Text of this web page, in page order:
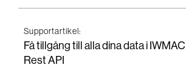
Supportartikel:
Få tillgång till alla dina data i IWMAC
Rest API